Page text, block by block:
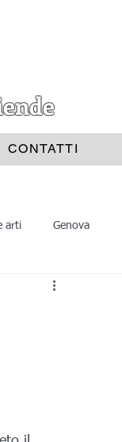
CONTATTI
arti Genova